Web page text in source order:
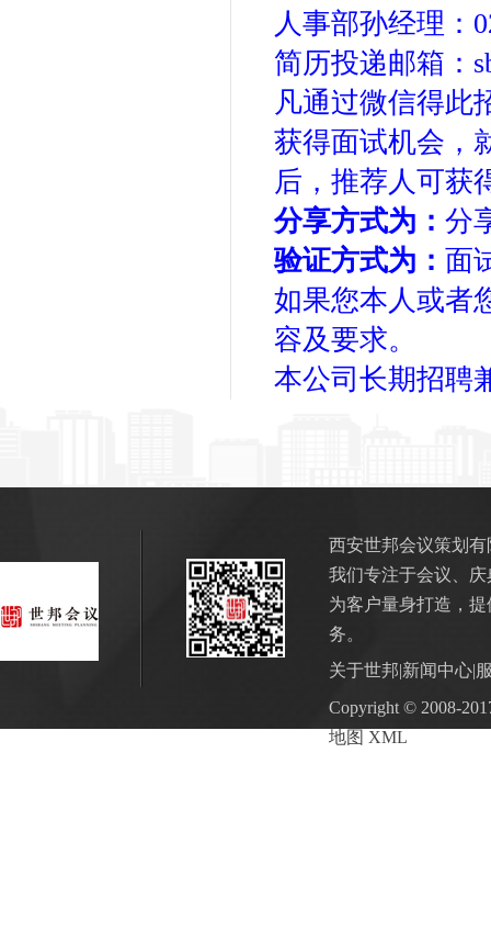
人事部孙经理：
简历投递邮箱：
凡通过微信得此
获得面试机会，
后，推荐人可获
分享方式为： 分
验证方式为： 面
如果您本人或者
容及要求。
本公司长期招聘
西安世邦会议策划有
我们专注于会议、
为客户量身打造，
务。
关于世邦|新闻中心|
Copyright © 2008-
地图 XML